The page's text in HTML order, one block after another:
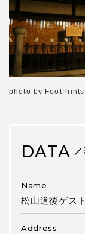
photo by FootPrints
DATA
Name
松山道後ゲス
Address